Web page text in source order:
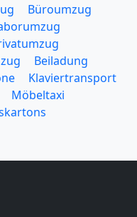
Büroumzug
Beiladung
Klaviertransport
Möbeltaxi